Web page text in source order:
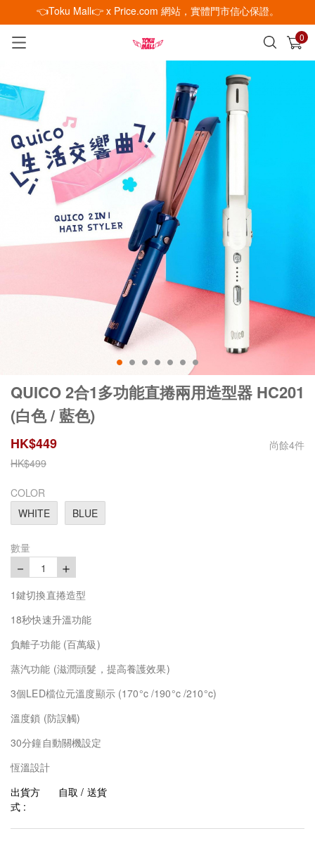
👈Toku Mall👉 x Price.com 網站，實體門市信心保證。
0
已加入購物車 查看
QUICO 2合1多功能直捲兩用造型器 HC201
(白色 / 藍色)
HK$449 尚餘4件
HK$499
COLOR
WHITE
BLUE
數量
－ 1 ＋
1鍵切換直捲造型
18秒快速升溫功能
負離子功能 (百萬級)
蒸汽功能 (滋潤頭髮，提高養護效果)
3個LED檔位元溫度顯示 (170°c /190°c /210°c)
溫度鎖 (防誤觸)
30分鐘自動關機設定
恆溫設計
出貨方
式 :
自取 / 送貨